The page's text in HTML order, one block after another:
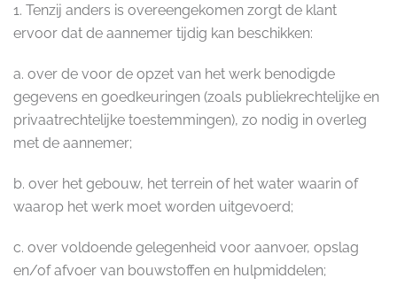
1. Tenzij anders is overeengekomen zorgt de klant
ervoor dat de aannemer tijdig kan beschikken:
a. over de voor de opzet van het werk benodigde
gegevens en goedkeuringen (zoals publiekrechtelijke en
privaatrechtelijke toestemmingen), zo nodig in overleg
met de aannemer;
b. over het gebouw, het terrein of het water waarin of
waarop het werk moet worden uitgevoerd;
c. over voldoende gelegenheid voor aanvoer, opslag
en/of afvoer van bouwstoffen en hulpmiddelen;